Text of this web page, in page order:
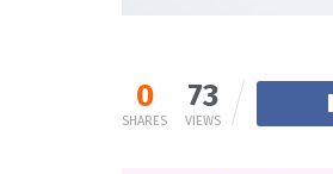
0
SHARES
73
VIEWS